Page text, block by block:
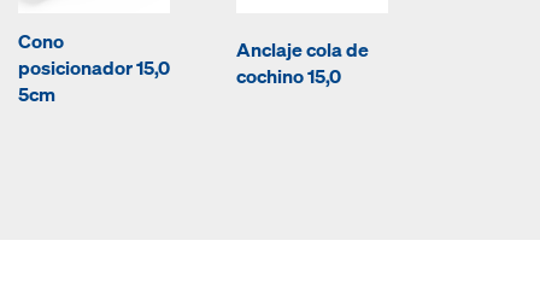
Cono
posicionador 15,0
5cm
Anclaje cola de
cochino 15,0